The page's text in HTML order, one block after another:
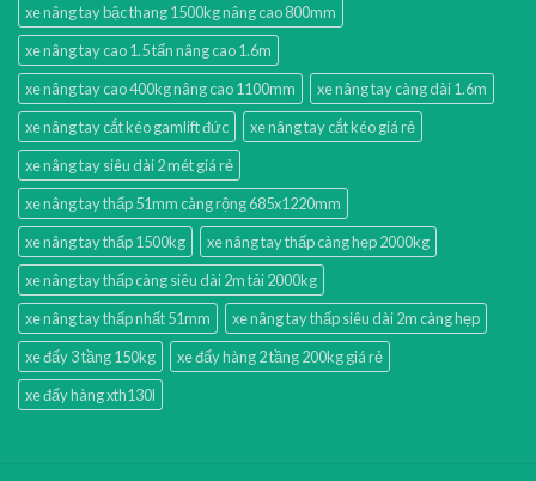
xe nâng tay bậc thang 1500kg nâng cao 800mm
xe nâng tay cao 1.5 tấn nâng cao 1.6m
xe nâng tay cao 400kg nâng cao 1100mm
xe nâng tay càng dài 1.6m
xe nâng tay cắt kéo gamlift đức
xe nâng tay cắt kéo giá rẻ
xe nâng tay siêu dài 2 mét giá rẻ
xe nâng tay thấp 51mm càng rộng 685x1220mm
xe nâng tay thấp 1500kg
xe nâng tay thấp càng hẹp 2000kg
xe nâng tay thấp càng siêu dài 2m tải 2000kg
xe nâng tay thấp nhất 51mm
xe nâng tay thấp siêu dài 2m càng hẹp
xe đẩy 3 tầng 150kg
xe đẩy hàng 2 tầng 200kg giá rẻ
xe đẩy hàng xth130l